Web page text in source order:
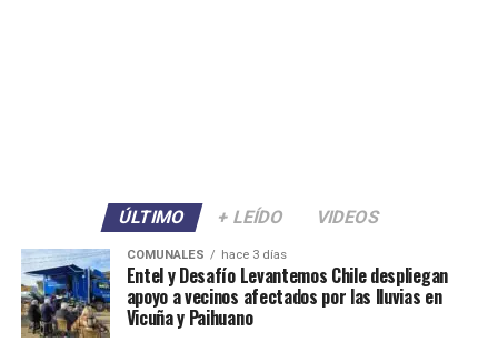
ÚLTIMO + LEÍDO VIDEOS
COMUNALES hace 3 días
Entel y Desafío Levantemos Chile despliegan
apoyo a vecinos afectados por las lluvias en
Vicuña y Paihuano